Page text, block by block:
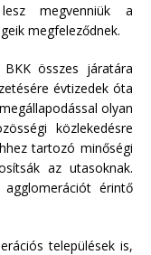
megvenniük a
megfeleződnek.
összes járatára
évtizedek óta
olyan
közlekedésre
tartozó minőségi
az utasoknak.
érintő
települések is,